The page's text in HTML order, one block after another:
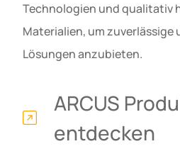
Technologien und qualitativ
Materialien, um zuverlässige
Lösungen anzubieten.
ARCUS
entdecken